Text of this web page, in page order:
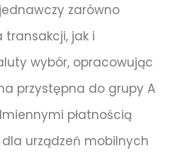
zarówno
jak i
wybór, opracowując
przystępna do grupy A
płatnością
urządzeń mobilnych